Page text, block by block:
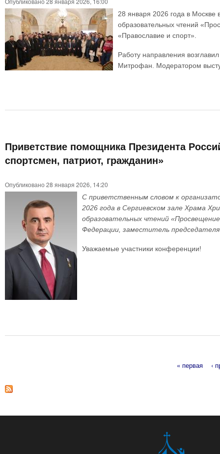
28 января 2026 года в Москве
образовательных чтений
«Православие и спорт».
Работу направления
Митрофан. Модератором
Приветствие помощника Президента
спортсмен, патриот, гражданин»
Опубликовано 28 января 2026, 14:20
С приветственным словом к
2026 года в Сергиевском зале Храма
образовательных чтений
Федерации, заместитель
Уважаемые участники конференции!
Страницы
« первая ‹